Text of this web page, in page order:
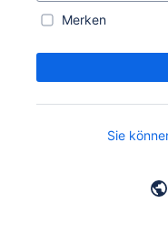
Merken
Sie